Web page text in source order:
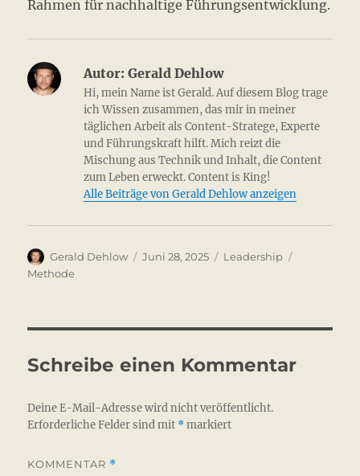
Rahmen für nachhaltige Führungsentwicklung.
Autor: Gerald Dehlow
Hi, mein Name ist Gerald. Auf diesem Blog trage
ich Wissen zusammen, das mir in meiner
täglichen Arbeit als Content-Stratege, Experte
und Führungskraft hilft. Mich reizt die
Mischung aus Technik und Inhalt, die Content
zum Leben erweckt. Content is King!
Alle Beiträge von Gerald Dehlow anzeigen
Autor
Gerald Dehlow
Veröffentlicht
Juni 28, 2025 Kategorien
Leadership
Methode
Schreibe einen Kommentar
Deine E-Mail-Adresse wird nicht veröffentlicht.
Erforderliche Felder sind mit *markiert
KOMMENTAR *